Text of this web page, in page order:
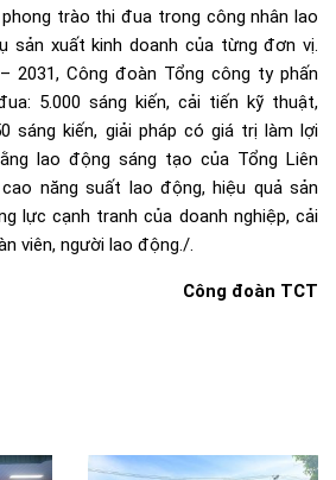
trào thi đua trong công nhân lao
sản xuất kinh doanh của từng đơn vị.
2031, Công đoàn Tổng công ty phấn
5.000 sáng kiến, cải tiến kỹ thuật,
sáng kiến, giải pháp có giá trị làm lợi
lao động sáng tạo của Tổng Liên
năng suất lao động, hiệu quả sản
lực cạnh tranh của doanh nghiệp, cải
viên, người lao động./.
Công đoàn TCT